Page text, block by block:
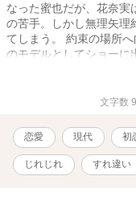
なった蜜也だが、花奈実
の苦手。しかし無理矢理
てしまう。 約束の場所
のモデルとしてショー
身長男子×おどおど系高
文字数
恋愛 現代 初
じれじれ すれ違い